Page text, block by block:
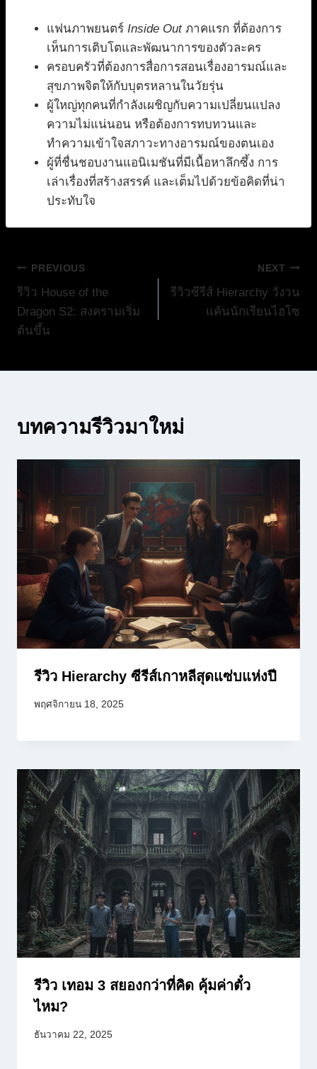
แฟนภาพยนตร์ Inside Outภาคแรก ที่ต้องการ
เห็นการเติบโตและพัฒนาการของตัวละคร
ครอบครัวที่ต้องการสื่อการสอนเรื่องอารมณ์และ
สุขภาพจิตให้กับบุตรหลานในวัยรุ่น
ผู้ใหญ่ทุกคนที่กำลังเผชิญกับความเปลี่ยนแปลง
ความไม่แน่นอน หรือต้องการทบทวนและ
ทำความเข้าใจสภาวะทางอารมณ์ของตนเอง
ผู้ที่ชื่นชอบงานแอนิเมชันที่มีเนื้อหาลึกซึ้ง การ
เล่าเรื่องที่สร้างสรรค์ และเต็มไปด้วยข้อคิดที่น่า
ประทับใจ
แนะแนว
เรื่อง
PREVIOUS
รีวิว House of the
Dragon S2: สงครามเริ่ม
ต้นขึ้น
NEXT
รีวิวซีรีส์ Hierarchy วังวน
แค้นนักเรียนไฮโซ
บทความรีวิวมาใหม่
รีวิว Hierarchy ซีรีส์เกาหลีสุดแซ่บแห่งปี
พฤศจิกายน 18, 2025
รีวิว เทอม 3 สยองกว่าที่คิด คุ้มค่าตั๋ว
ไหม?
ธันวาคม 22, 2025